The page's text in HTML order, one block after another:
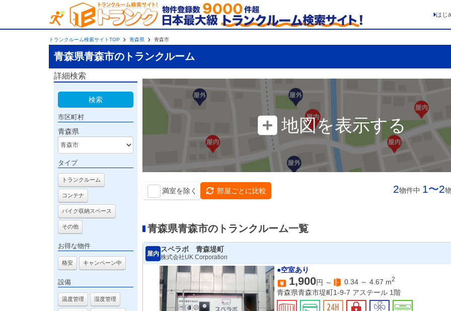
はじ
トランクルーム検索サイトTOP 青森県 青森市
青森県青森市のトランクルーム
詳細検索
検索
市区町村
青森県
タイプ
トランクルーム
コンテナ
バイク収納スペース
その他
お得な物件
格安 キャンペーン中
設備
温度管理 湿度管理
地図を表示する
満室を除く 部屋ごとに比較 2物件中 1〜2
青森県青森市のトランクルーム一覧
屋内
スペラボ 青森堤町
株式会社UK Corporation
●空室あり
1,900円 ～ 0.34 ～ 4.67 m2
青森県青森市堤町1-9-7 アステール 1階